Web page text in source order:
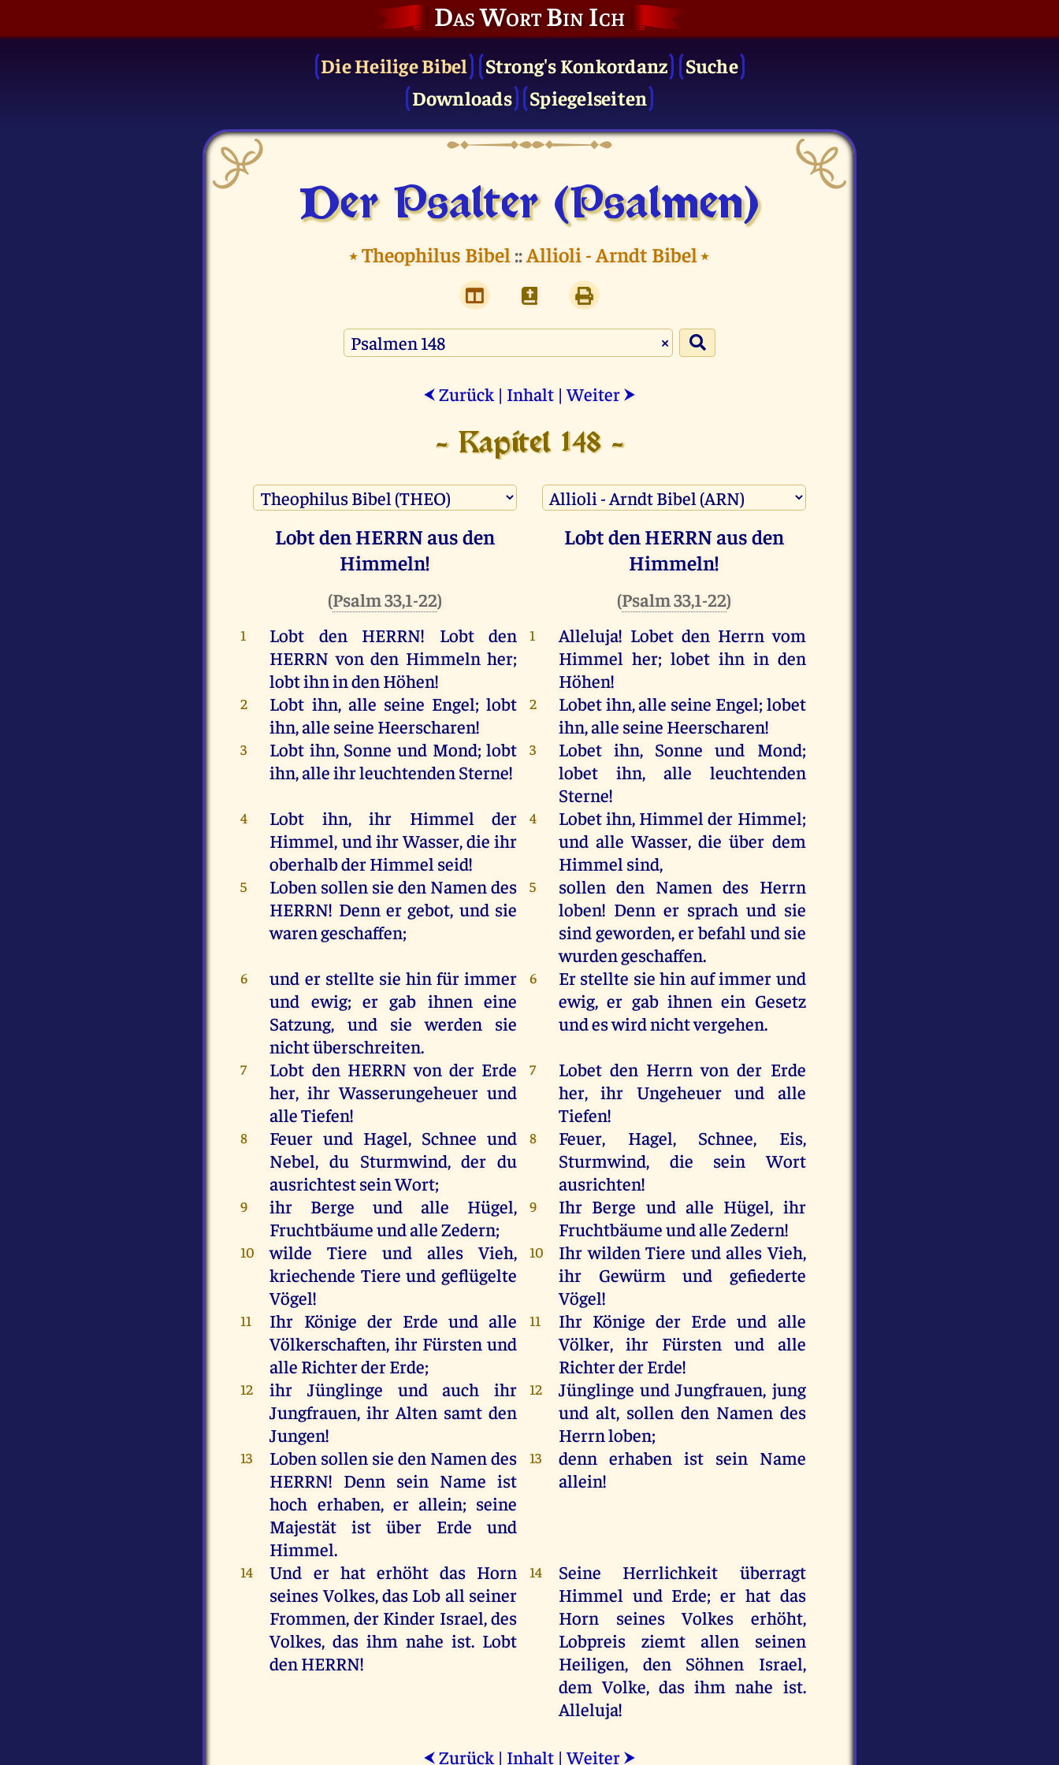
Das Wort Bin Ich
Die Heilige Bibel Strong's Konkordanz
Suche
Downloads
Spiegelseiten
Der Psalter (Psalmen)
⭑Theophilus Bibel::Allioli - Arndt Bibel⭑
×
⮜ Zurück | Inhalt |Weiter ⮞
- Kapitel 148 -
Lobt den HERRN aus den
Himmeln!
(Psalm 33,1-22)
1 Lobt den HERRN! Lobt
den
HERRN von den Himmeln her;
lobtihnindenHöhen!
2 Lobt ihn, alle seine Engel;lobt
ihn,alle seine Heerscharen!
3 Lobt ihn, Sonne und Mond;lobt
ihn,alleihrleuchtendenSterne!
4 Lobt ihn,ihr Himmel
der
Himmel, undihrWasser,die ihr
oberhalbderHimmel seid!
5 Loben sollen sie den Namendes
HERRN! Denn er gebot, und sie
warengeschaffen;
6 und er stellte sie hin für immer
und ewig;er gab ihnen eine
Satzung, und sie werden sie
nichtüberschreiten.
7 Lobt den HERRN von der Erde
her,ihr Wasserungeheuerund
alleTiefen!
8 Feuer und Hagel, Schnee und
Nebel,du Sturmwind,der du
ausrichtestseinWort;
9 ihr Berge und alle Hügel,
FruchtbäumeundalleZedern;
10 wilde Tiere und alles Vieh,
kriechende Tiere und geflügelte
Vögel!
11 Ihr Könige der Erde und alle
Völkerschaften, ihr Fürsten und
alle RichterderErde;
12 ihr Jünglinge und auch
ihr
Jungfrauen,ihr Alten samt den
Jungen!
13 Loben sollen sie den Namendes
HERRN! Denn sein Name ist
hoch erhaben, er allein; seine
Majestät
ist über Erde
und
Himmel.
14 Und er hat erhöht das Horn
seinesVolkes,das Lob all seiner
Frommen, der Kinder Israel,des
Volkes,das ihm nahe ist. Lobt
denHERRN!
Lobt den HERRN aus den
Himmeln!
(Psalm 33,1-22)
1
Alleluja! Lobet den Herrn vom
Himmel her; lobet ihn in den
Höhen!
2
Lobet ihn, alle seine Engel; lobet
ihn, alle seine Heerscharen!
3
Lobet ihn, Sonne und Mond;
lobet ihn, alle leuchtenden
Sterne!
4
Lobet ihn, Himmel der Himmel;
und alle Wasser, die über dem
Himmel sind,
5
sollen den Namen des Herrn
loben! Denn er sprach und sie
sind geworden, er befahl und sie
wurden geschaffen.
6
Er stellte sie hin auf immer und
ewig, er gab ihnen ein Gesetz
und es wird nicht vergehen.
7
Lobet den Herrn von der Erde
her, ihr Ungeheuer und alle
Tiefen!
8
Feuer, Hagel, Schnee, Eis,
Sturmwind, die sein Wort
ausrichten!
9
Ihr Berge und alle Hügel, ihr
Fruchtbäume und alle Zedern!
10
Ihr wilden Tiere und alles Vieh,
ihr Gewürm und gefiederte
Vögel!
11
Ihr Könige der Erde und alle
Völker, ihr Fürsten und alle
Richter der Erde!
12
Jünglinge und Jungfrauen, jung
und alt, sollen den Namen des
Herrn loben;
13
denn erhaben ist sein Name
allein!
14
Seine Herrlichkeit überragt
Himmel und Erde; er hat das
Horn seines Volkes erhöht,
Lobpreis ziemt allen seinen
Heiligen, den Söhnen Israel,
dem Volke, das ihm nahe ist.
Alleluja!
⮜ Zurück | Inhalt |Weiter ⮞